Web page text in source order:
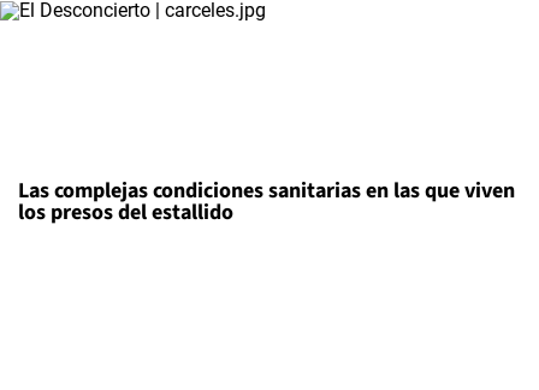
Las complejas condiciones sanitarias en las que viven
los presos del estallido